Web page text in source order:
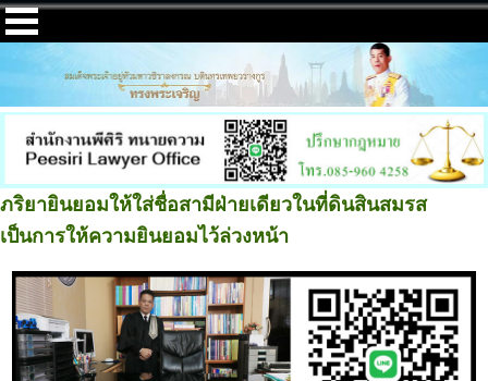
ภริยายินยอมให้ใส่ชื่อสามีฝ่ายเดียวในที่ดินสินสมรส
เป็นการให้ความยินยอมไว้ล่วงหน้า